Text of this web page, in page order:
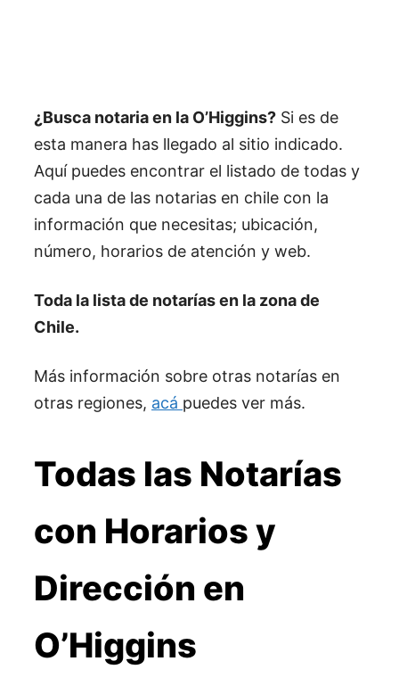
¿Busca notaria en la O’Higgins? Si es de
esta manera has llegado al sitio indicado.
Aquí puedes encontrar el listado de todas y
cada una de las notarias en chile con la
información que necesitas; ubicación,
número, horarios de atención y web.
Toda la lista de notarías en la zona de
Chile.
Más información sobre otras notarías en
otras regiones, acá puedes ver más.
Todas las Notarías
con Horarios y
Dirección en
O’Higgins